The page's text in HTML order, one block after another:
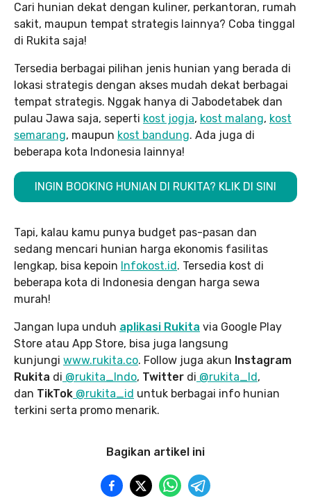
Cari hunian dekat dengan kuliner, perkantoran, rumah
sakit, maupun tempat strategis lainnya? Coba tinggal
di Rukita saja!
Tersedia berbagai pilihan jenis hunian yang berada di
lokasi strategis dengan akses mudah dekat berbagai
tempat strategis. Nggak hanya di Jabodetabek dan
pulau Jawa saja, seperti kost jogja, kost malang, kost
semarang, maupun kost bandung. Ada juga di
beberapa kota Indonesia lainnya!
INGIN BOOKING HUNIAN DI RUKITA? KLIK DI SINI
Tapi, kalau kamu punya budget pas-pasan dan
sedang mencari hunian harga ekonomis fasilitas
lengkap, bisa kepoin Infokost.id. Tersedia kost di
beberapa kota di Indonesia dengan harga sewa
murah!
Jangan lupa unduh aplikasi Rukita via Google Play
Store atau App Store, bisa juga langsung
kunjungi www.rukita.co. Follow juga akun Instagram
Rukita di @rukita_Indo, Twitter di @rukita_Id,
dan TikTok @rukita_id untuk berbagai info hunian
terkini serta promo menarik.
Bagikan artikel ini